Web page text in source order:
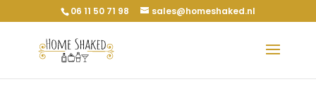
06 11 50 71 98 sales@homeshaked.nl